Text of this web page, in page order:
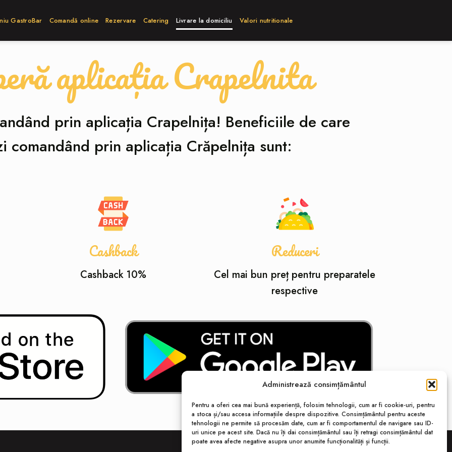
Administrează consimțământul
Pentru a oferi cea mai bună experiență, folosim tehnologii, cum ar fi cookie-uri, pentru
a stoca și/sau accesa informațiile despre dispozitive. Consimțământul pentru aceste
tehnologii ne permite să procesăm date, cum ar fi comportamentul de navigare sau ID-
uri unice pe acest site. Dacă nu îți dai consimțământul sau îți retragi consimțământul dat
poate avea afecte negative asupra unor anumite funcționalități și funcții.
GastroBar Comandă online Rezervare Catering Livrare la domiciliu Valori nutritionale
aplicația Crapelnita
prin aplicația Crapelnița! Beneficiile de care
comandând prin aplicația Crăpelnița sunt:
Cashback
Cashback 10%
Reduceri
Cel mai bun preț pentru preparatele
respective